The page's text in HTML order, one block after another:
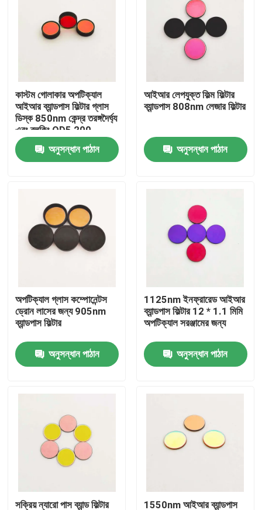
ভিডিও
কারখানা ভ্রমণ
মান নিয়ন্ত্রণ
আমাদের সাথে যোগাযোগ করুন
উদ্ধৃতির জন্য আবেদন
অপটিক্যাল ব্যান্ডপাস ফিল্টার
ফ্লুরোসেন্স ব্যান্ডপাস ফিল্টার
কাস্টম গোলাকার অপটিক্যাল
আইআর ব্যান্ডপাস ফিল্টার গ্লাস
ডিস্ক 850nm কেন্দ্র তরঙ্গদৈর্ঘ্য
এবং ব্লকিং OD5 200-
1100nm
অনুসন্ধান পাঠান
আইআর লেপযুক্ত ফিল্ম ফিল্টার
ব্যান্ডপাস 808nm লেজার ফিল্টার
অনুসন্ধান পাঠান
অপটিক্যাল গ্লাস কম্পোনেন্টস
ড্রোন লাসের জন্য 905nm
ব্যান্ডপাস ফিল্টার
অনুসন্ধান পাঠান
1125nm ইনফ্রারেড আইআর
ব্যান্ডপাস ফিল্টার 12 * 1.1 মিমি
অপটিক্যাল সরঞ্জামের জন্য
অনুসন্ধান পাঠান
সক্রিয় ন্যারো পাস ব্যান্ড ফিল্টার 1550nm আইআর ব্যান্ডপাস